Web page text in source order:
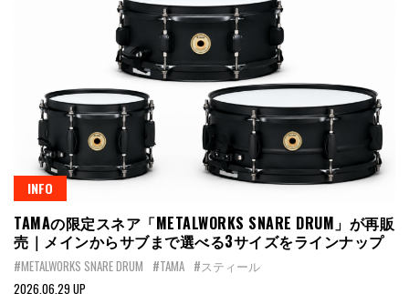
INFO
TAMAの限定スネア「METALWORKS SNARE DRUM」が再販
売｜メインからサブまで選べる3サイズをラインナップ
#METALWORKS SNARE DRUM #TAMA #スティール
2026.06.29 UP